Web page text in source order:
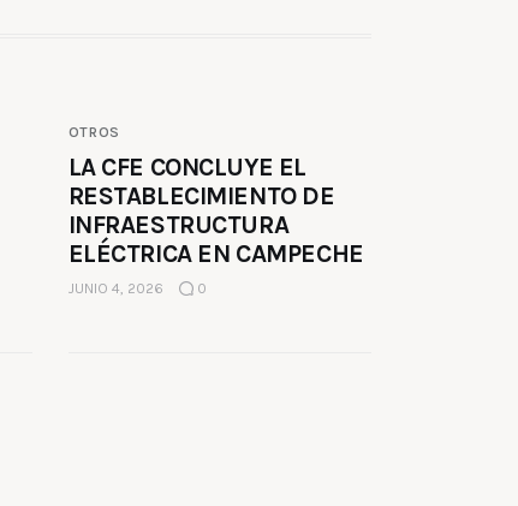
OTROS
LA CFE CONCLUYE EL
RESTABLECIMIENTO DE
INFRAESTRUCTURA
ELÉCTRICA EN CAMPECHE
JUNIO 4, 2026 0